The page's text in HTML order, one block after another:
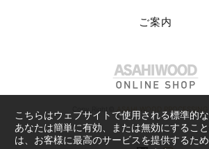
ご案内
Copy Right© ASAHI WOOD PROCESSING
こちらはウェブサイトで使用される標準的
あなたは簡単に有効、または無効にするこ
は、お客様に最高のサービスを提供するた